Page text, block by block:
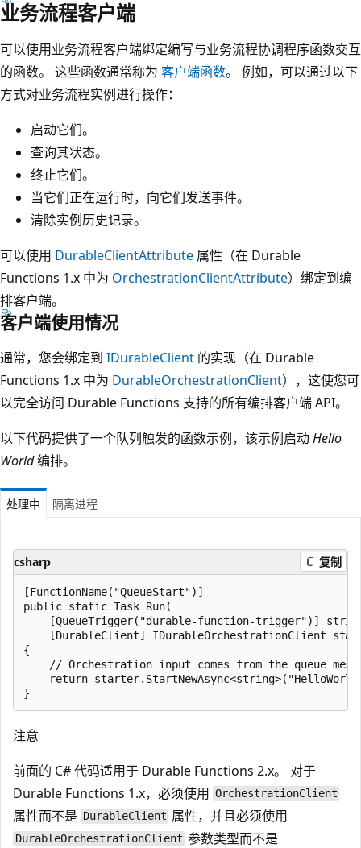
业务流程客户端
可以使用业务流程客户端绑定编写与业务流程协调程序函数交互
的函数。 这些函数通常称为 客户端函数。 例如，可以通过以下
方式对业务流程实例进行操作：
启动它们。
查询其状态。
终止它们。
当它们正在运行时，向它们发送事件。
清除实例历史记录。
可以使用 DurableClientAttribute 属性（在 Durable
Functions 1.x 中为 OrchestrationClientAttribute）绑定到编
排客户端。
客户端使用情况
通常，您会绑定到 IDurableClient 的实现（在 Durable
Functions 1.x 中为 DurableOrchestrationClient），这使您可
以完全访问 Durable Functions 支持的所有编排客户端 API。
以下代码提供了一个队列触发的函数示例，该示例启动Hello
World编排。
处理中 隔离进程
csharp 复制
[FunctionName("QueueStart")]
public static Task Run(
[QueueTrigger("durable-function-trigger")]
[DurableClient] IDurableOrchestrationClient
{
// Orchestration input comes from the queue
return
注意
前面的 C# 代码适用于 Durable Functions 2.x。 对于
Durable Functions 1.x，必须使用 OrchestrationClient
属性而不是 DurableClient 属性，并且必须使用
DurableOrchestrationClient 参数类型而不是